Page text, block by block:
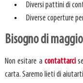
Diversi pattini di
Diverse coperture
Bisogno di
Non esitare a contattarci
carta. Saremo lieti di